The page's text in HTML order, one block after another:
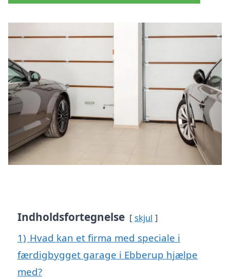
Indholdsfortegnelse skjul
1) Hvad kan et firma med speciale i
færdigbygget garage i Ebberup hjælpe
med?